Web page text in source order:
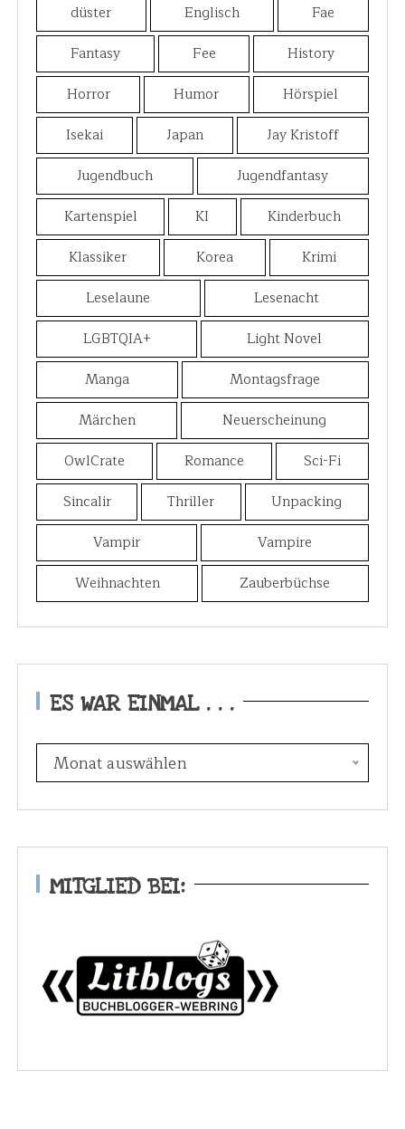
düster
Englisch
Fae
Fantasy
Fee
History
Horror
Humor
Hörspiel
Isekai
Japan
Jay Kristoff
Jugendbuch
Jugendfantasy
Kartenspiel
KI
Kinderbuch
Klassiker
Korea
Krimi
Leselaune
Lesenacht
LGBTQIA+
Light Novel
Manga
Montagsfrage
Märchen
Neuerscheinung
OwlCrate
Romance
Sci-Fi
Sincalir
Thriller
Unpacking
Vampir
Vampire
Weihnachten
Zauberbüchse
ES WAR EINMAL . . .
s
w
r
e
i
.
Monat auswählen
MITGLIED BEI: